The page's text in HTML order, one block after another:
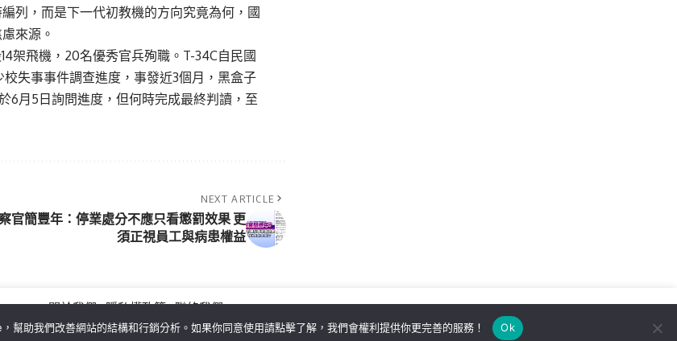
列，而是下一代初教機的方向究竟為何，國
來源。
架飛機，20名優秀官兵殉職。T-34C自民國
失事事件調查進度，事發近3個月，黑盒子
6月5日詢問進度，但何時完成最終判讀，至
NEXT ARTICLE
官簡豐年：停業處分不應只看懲罰效果 更
須正視員工與病患權益
關於我們 隱私權政策 聯絡我們
幫助我們改善網站的結構和行銷分析。如果你同意使用請點擊了解，我們會權利提供你更完善的服務！ Ok